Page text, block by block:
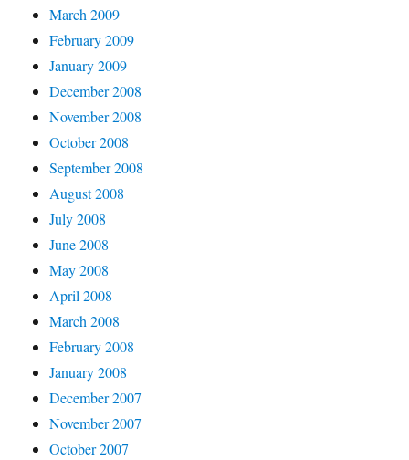
March 2009
February 2009
January 2009
December 2008
November 2008
October 2008
September 2008
August 2008
July 2008
June 2008
May 2008
April 2008
March 2008
February 2008
January 2008
December 2007
November 2007
October 2007